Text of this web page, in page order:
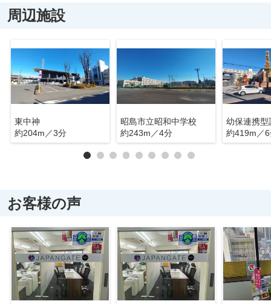
周辺施設
東中神
約204m／3分
昭島市立昭和中学校
約243m／4分
約419m／
お客様の声